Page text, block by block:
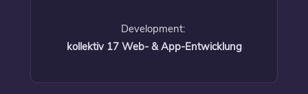
Development:
kollektiv 17 Web- & App-Entwicklung